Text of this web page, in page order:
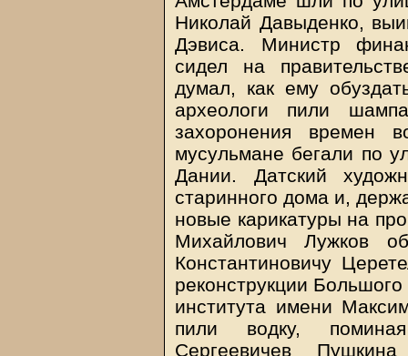
Николай Давыденко,
Дэвиса. Министр
сидел на
думал, как ему
археологи пили
захоронения времен
мусульмане бегали по
Дании. Датский
старинного дома и,
новые карикатуры на
Михайлович Лужков
Константиновичу
реконструкции
института имени
пили водку,
Сергеевичев